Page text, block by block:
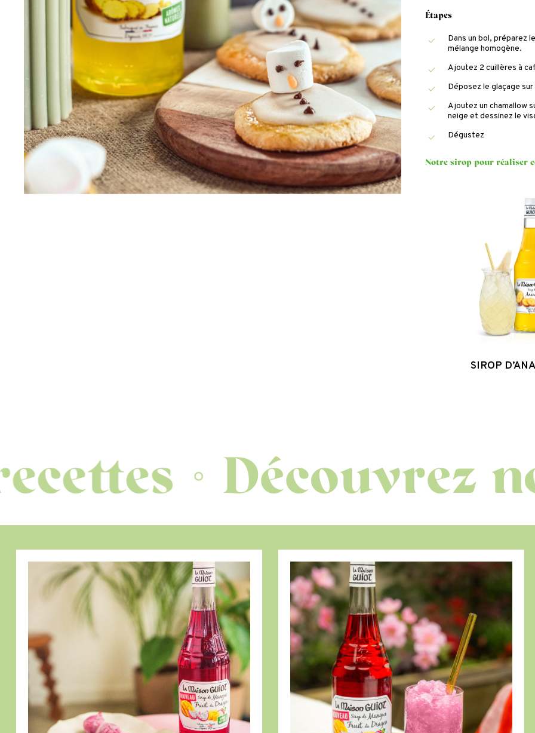
Étapes
Dans un bol, préparez
mélange homogène.
Ajoutez 2 cuillères à
Déposez le glaçage
Ajoutez un chamallow
neige et dessinez le
Dégustez
Notre sirop pour réaliser
SIROP
◦Découvrez nos
Mochis
Glacés
Mangue
Fruit
du
Dragon
Granité
Mangue
Fruit
du
Dragon